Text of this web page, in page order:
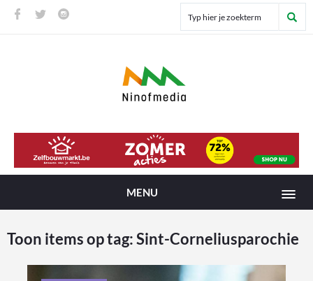
MENU
Toon items op tag:Sint-Corneliusparochie